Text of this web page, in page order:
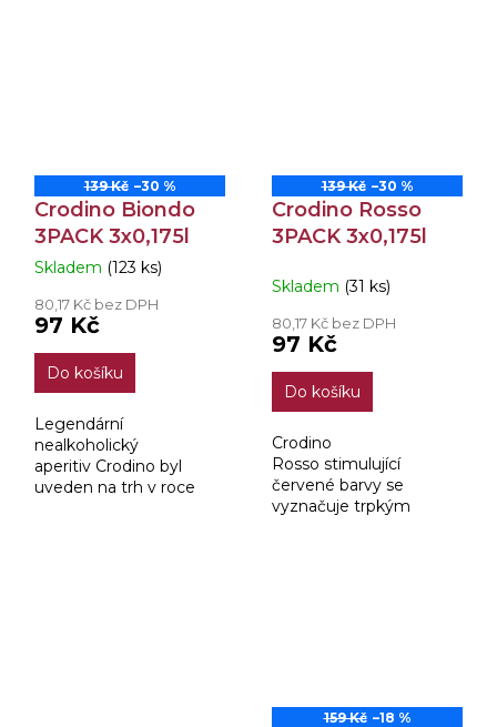
139 Kč –30 %
Crodino Biondo
3PACK 3x0,175l
Průměrné
produktu
je
5,0
5
hvězdiček.
Skladem (123 ks)
80,17 Kč bez DPH
97 Kč
Do košíku
Legendární
nealkoholický
aperitiv Crodino byl
uveden na trh v roce
139 Kč –30 %
Crodino Rosso
3PACK 3x0,175l
Skladem (31 ks)
80,17 Kč bez DPH
97 Kč
Do košíku
Crodino
Rosso stimulující
červené barvy se
vyznačuje trpkým
159 Kč –18 %